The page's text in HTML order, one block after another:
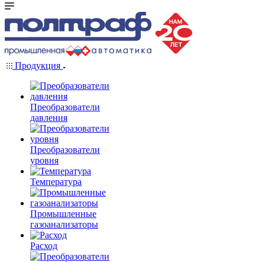
Продукция
Преобразователи
давления
Преобразователи
уровня
Температура
Промышленные
газоанализаторы
Расход